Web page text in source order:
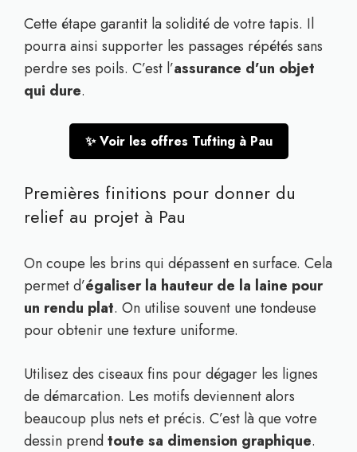
Cette étape garantit la solidité de votre tapis. Il
pourra ainsi supporter les passages répétés sans
perdre ses poils. C’est l’assurance d’un objet
qui dure.
✨ Voir les offres Tufting à Pau
Premières finitions pour donner du
relief au projet à Pau
On coupe les brins qui dépassent en surface. Cela
permet d’égaliser la hauteur de la laine pour
un rendu plat. On utilise souvent une tondeuse
pour obtenir une texture uniforme.
Utilisez des ciseaux fins pour dégager les lignes
de démarcation. Les motifs deviennent alors
beaucoup plus nets et précis. C’est là que votre
dessin prendtoute sa dimension graphique.